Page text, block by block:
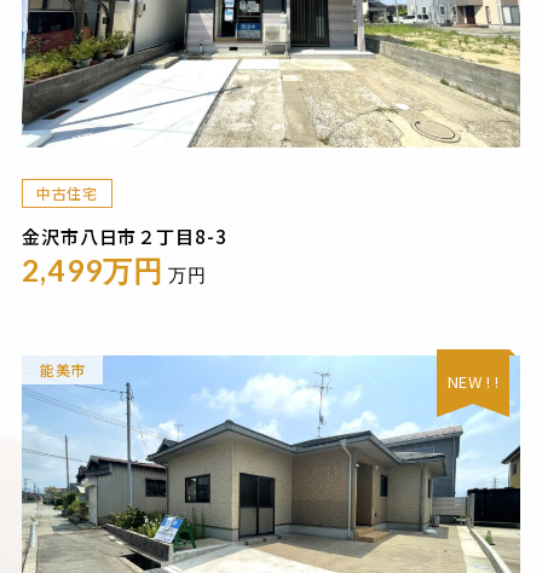
中古住宅
金沢市八日市２丁目8-3
2,499万円 万円
能美市
NEW ! !